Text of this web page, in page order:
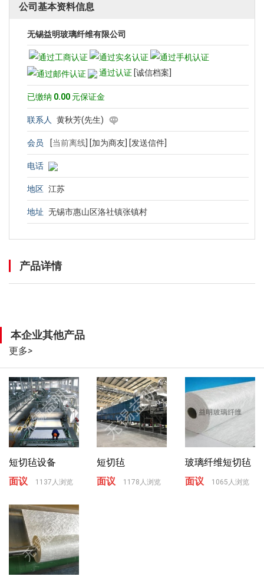
公司基本资料信息
无锡益明玻璃纤维有限公司
通过认证 [诚信档案]
已缴纳 0.00 元保证金
联系人 黄秋芳(先生)
会员 [当前离线 [加为商友] [发送信件]
电话
地区 江苏
地址 无锡市惠山区洛社镇张镇村
产品详情
本企业其他产品
更多>
短切毡设备
面议
1137人浏览
短切毡
面议
1178人浏览
玻璃纤维短切毡
面议
1065人浏览